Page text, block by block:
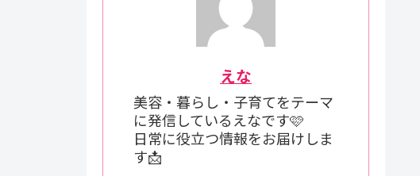
えな
美容・暮らし・子育てをテーマ
に発信しているえなです🩷
日常に役立つ情報をお届けしま
す📩